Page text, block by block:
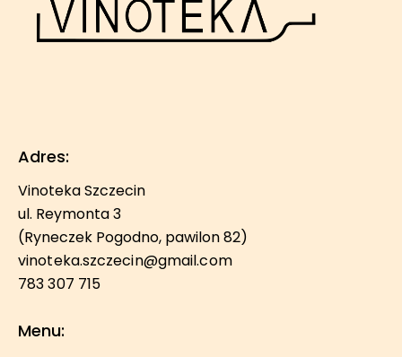
Adres:
Vinoteka Szczecin
ul. Reymonta 3
(Ryneczek Pogodno, pawilon 82)
vinoteka.szczecin@gmail.com
783 307 715
Menu: